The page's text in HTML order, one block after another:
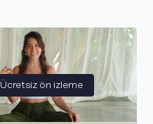
Ücretsiz ön izleme